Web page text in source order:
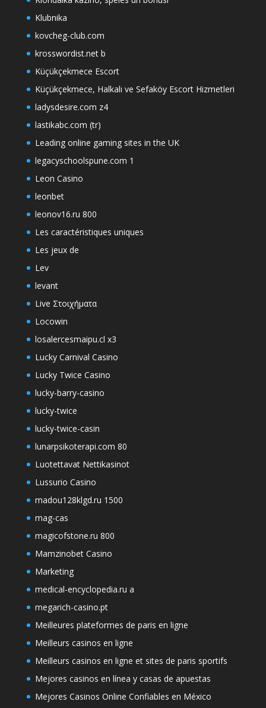
Klubnika
kovcheg-club.com
krosswordist.net b
Küçükçekmece Escort
Küçükçekmece, Halkalı ve Sefaköy Escort Hizmetleri
ladysdesire.com z4
lastikabc.com (tr)
Leading online gaming sites in the UK
legacyschoolspune.com 1
Leon Casino
leonbet
leonov16.ru 800
Les caractéristiques uniques
Les jeux de
Lev
levant
Live Στοιχήματα
Locowin
losalercesmaipu.cl x3
Lucky Carnival Casino
Lucky Twice Casino
lucky-barry-casino
lucky-twice
lucky-twice-casin
lunarpsikoterapi.com 80
Luotettavat Nettikasinot
Lussurio Casino
madou128klgd.ru 1500
mag-cas
magicofstone.ru 800
Mamzinobet Casino
Marketing
medical-encyclopedia.ru a
megarich-casino.pt
Meilleures plateformes de paris en ligne
Meilleurs casinos en ligne
Meilleurs casinos en ligne et sites de paris sportifs
Mejores casinos en línea y casas de apuestas
Mejores Casinos Online Confiables en México